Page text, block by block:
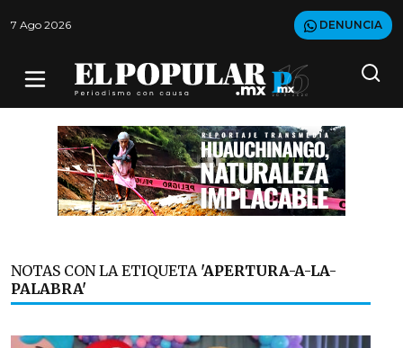
7 Ago 2026 DENUNCIA
NOTAS CON LA ETIQUETA 'APERTURA-A-LA-
PALABRA'